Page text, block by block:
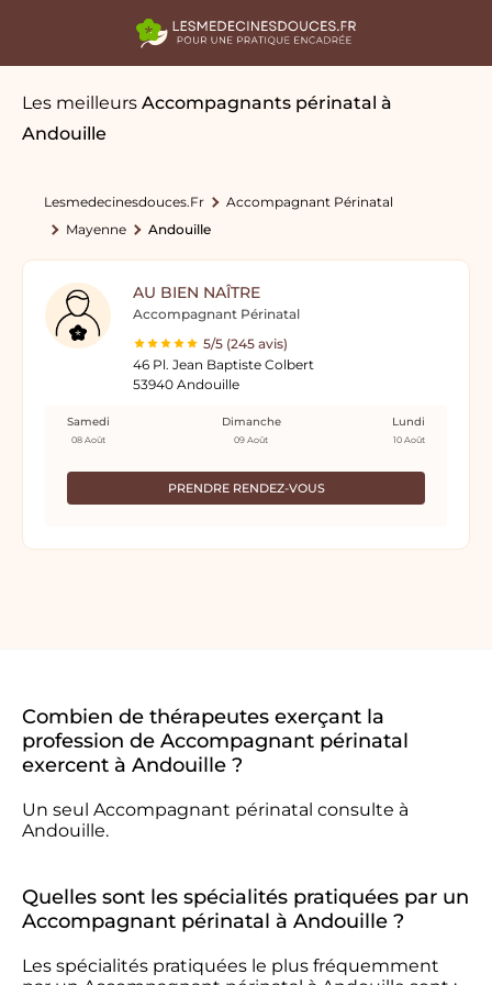
Les meilleurs Accompagnants périnatal à
Andouille
Lesmedecinesdouces.fr
Accompagnant Périnatal
Mayenne
Andouille
AU BIEN NAÎTRE
Accompagnant Périnatal
5/5 (245 avis)
46 Pl. Jean Baptiste Colbert
53940 Andouille
PRENDRE RENDEZ-VOUS
Samedi
08 Août
Dimanche
09 Août
Lundi
10 Août
Combien de thérapeutes exerçant la
profession de Accompagnant périnatal
exercent à Andouille ?
Un seul Accompagnant périnatal consulte à
Andouille.
Quelles sont les spécialités pratiquées par un
Accompagnant périnatal à Andouille ?
Les spécialités pratiquées le plus fréquemment